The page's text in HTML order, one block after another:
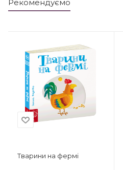
Рекомендуємо
Тварини на фермі